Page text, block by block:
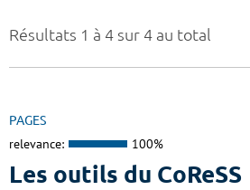
Résultats 1 à 4 sur 4 au total
PAGES
relevance: 100%
Les outils du CoReSS